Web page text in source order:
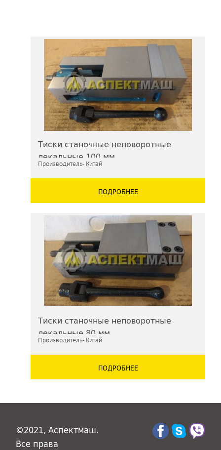
Тиски станочные неповоротные
лекальные 100 мм
Производитель - Китай
ПОДРОБНЕЕ
Тиски станочные неповоротные
лекальные 80 мм
Производитель - Китай
ПОДРОБНЕЕ
©2021, Аспектмаш.
Все права